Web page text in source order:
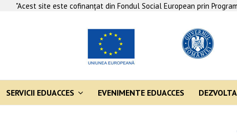
"Acest site este cofinanţat din Fondul Social European prin
SERVICII EDUACCES EVENIMENTE EDUACCES